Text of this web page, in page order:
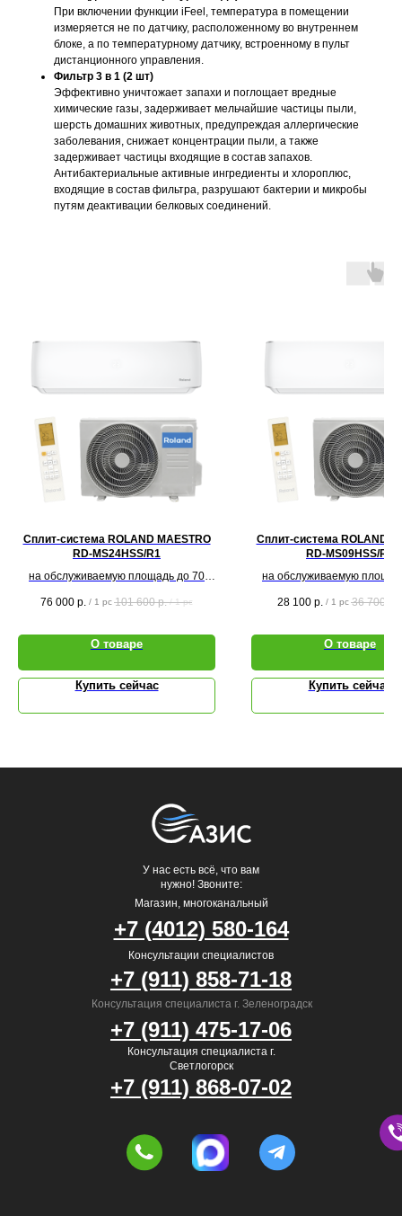
При включении функции iFeel, температура в помещении
измеряется не по датчику, расположенному во внутреннем
блоке, а по температурному датчику, встроенному в пульт
дистанционного управления.
Фильтр 3 в 1 (2 шт)
Эффективно уничтожает запахи и поглощает вредные
химические газы, задерживает мельчайшие частицы пыли,
шерсть домашних животных, предупреждая аллергические
заболевания, снижает концентрации пыли, а также
задерживает частицы входящие в состав запахов.
Антибактериальные активные ингредиенты и хлороплюс,
входящие в состав фильтра, разрушают бактерии и микробы
путям деактивации белковых соединений.
Сплит-система ROLAND MAESTRO
RD-MS24HSS/R1
на обслуживаемую площадь до 70
76 000 р. / 1 pc 101 600 р. / 1 pc
О товаре
Купить сейчас
Сплит-система ROLAND
RD-MS09HSS/R1
на обслуживаемую
28 100 р. / 1 pc 36 700
О товаре
Купить сейчас
У нас есть всё, что вам
нужно! Звоните:
Магазин, многоканальный
Консультация специалиста г.
Светлогорск
Консультация специалиста г. Зеленоградск
Консультации специалистов
+7 (911) 858-71-18
+7 (911) 475-17-06
+7 (911) 868-07-02
+7 (4012) 580-164